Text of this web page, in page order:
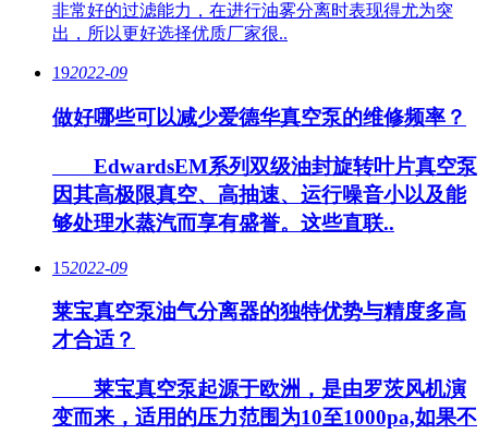
非常好的过滤能力，在进行油雾分离时表现得尤为突
出，所以更好选择优质厂家很..
192022-09
做好哪些可以减少爱德华真空泵的维修频率？
EdwardsEM系列双级油封旋转叶片真空泵
因其高极限真空、高抽速、运行噪音小以及能
够处理水蒸汽而享有盛誉。这些直联..
152022-09
莱宝真空泵油气分离器的独特优势与精度多高
才合适？
莱宝真空泵起源于欧洲，是由罗茨风机演
变而来，适用的压力范围为10至1000pa,如果不